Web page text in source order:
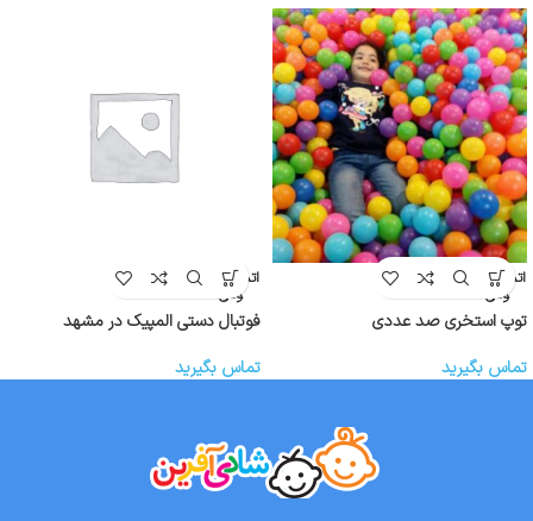
اتمام موج
ودی
توپ استخری صد عددی
تماس بگیرید
اتمام موج
ودی
فوتبال دستی المپیک در مشهد
تماس بگیرید